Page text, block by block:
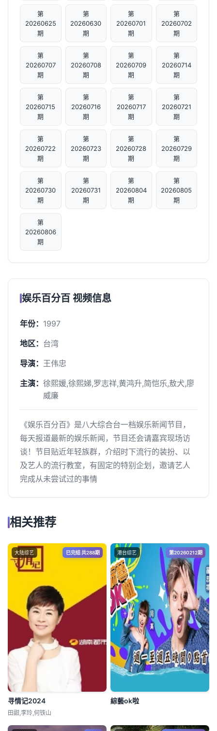
第
20260625
期
第
20260630
期
第
20260701
期
第
20260702
期
第
20260707
期
第
20260708
期
第
20260709
期
第
20260714
期
第
20260715
期
第
20260716
期
第
20260717
期
第
20260721
期
第
20260722
期
第
20260723
期
第
20260728
期
第
20260729
期
第
20260730
期
第
20260731
期
第
20260804
期
第
20260805
期
第
20260806
期
娱乐百分百 视频信息
年份： 1997
地区： 台湾
导演： 王伟忠
主演： 徐熙媛,徐熙娣,罗志祥,黄鸿升,简恺乐,敖犬,廖
威廉
《娱乐百分百》是八大综合台一档娱乐新闻节目，
每天报道最新的娱乐新闻，节目还会请嘉宾现场访
谈！节目贴近年轻族群，介绍时下流行的装扮、以
及艺人的流行教室，有固定的特别企划，邀请艺人
完成从未尝试过的事情
相关推荐
大陆综艺 已完结 共288期
寻情记2024
田甜,李玲,何铁山
港台综艺 第20260212期
綜藝ok啦